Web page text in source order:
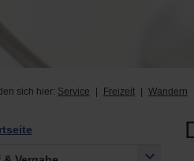
sich hier: Service Freizeit Wandern